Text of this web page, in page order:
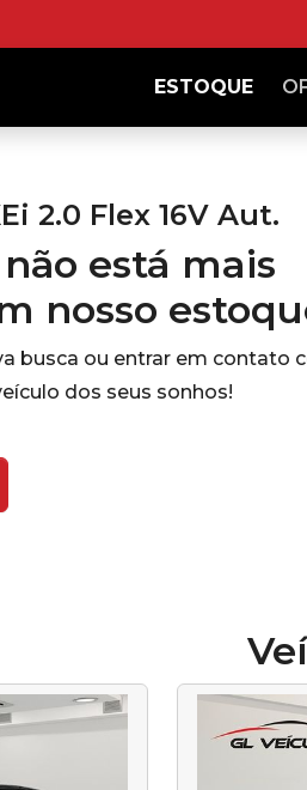
ESTOQUE
2.0 Flex 16V Aut.
está mais
nosso
busca ou entrar em contato
dos seus sonhos!